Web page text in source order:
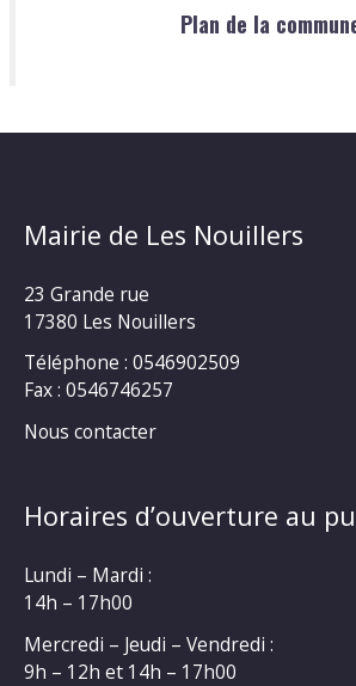
Plan de la
Mairie de Les Nouillers
23 Grande rue
17380 Les Nouillers
Téléphone : 0546902509
Fax : 0546746257
Nous contacter
Horaires d’ouverture au
Lundi – Mardi :
14h – 17h00
Mercredi – Jeudi – Vendredi :
9h – 12h et 14h – 17h00